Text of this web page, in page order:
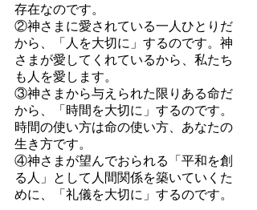
存在なのです。
②神さまに愛されている一人ひとりだ
から、「人を大切に」するのです。神
さまが愛してくれているから、私たち
も人を愛します。
③神さまから与えられた限りある命だ
から、「時間を大切に」するのです。
時間の使い方は命の使い方、あなたの
生き方です。
④神さまが望んでおられる「平和を創
る人」として人間関係を築いていくた
めに、「礼儀を大切に」するのです。